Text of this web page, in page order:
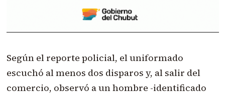
Según el reporte policial, el uniformado
escuchó al menos dos disparos y, al salir del
comercio, observó a un hombre -identificado